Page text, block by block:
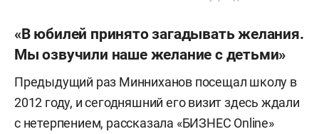
«В юбилей принято загадывать желания.
Мы озвучили наше желание с детьми»
Предыдущий раз Минниханов посещал школу в
2012 году, и сегодняшний его визит здесь ждали
с нетерпением, рассказала «БИЗНЕС Online»